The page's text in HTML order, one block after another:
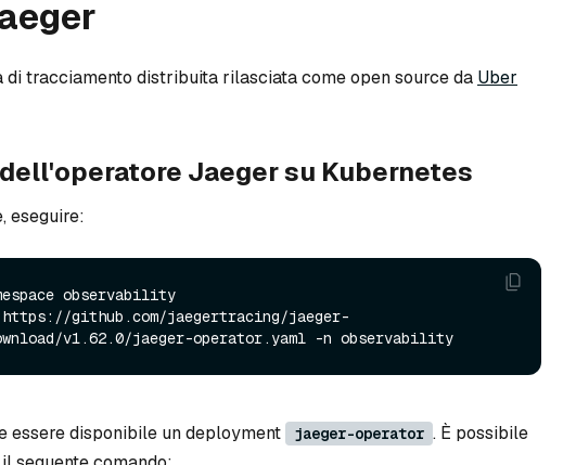
di tracciamento distribuita rilasciata come open source da Uber
Jaeger su Kubernetes
eseguire:
observability
github.com/jaegertracing/jaeger-
essere disponibile un deployment jaeger-operator . È possibile